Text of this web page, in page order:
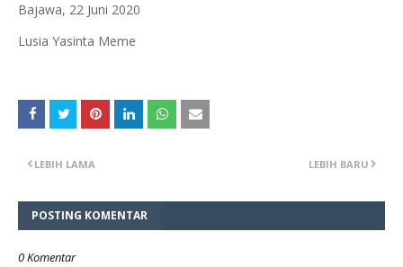
Bajawa, 22 Juni 2020
Lusia Yasinta Meme
LEBIH BARU
LEBIH LAMA
POSTING KOMENTAR
0 Komentar